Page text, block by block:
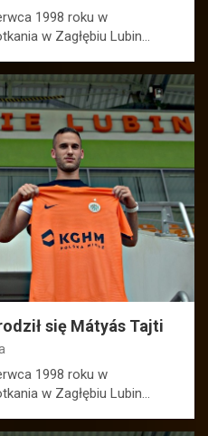
1998 roku w
w Zagłębiu Lubin…
się Mátyás Tajti
1998 roku w
w Zagłębiu Lubin…